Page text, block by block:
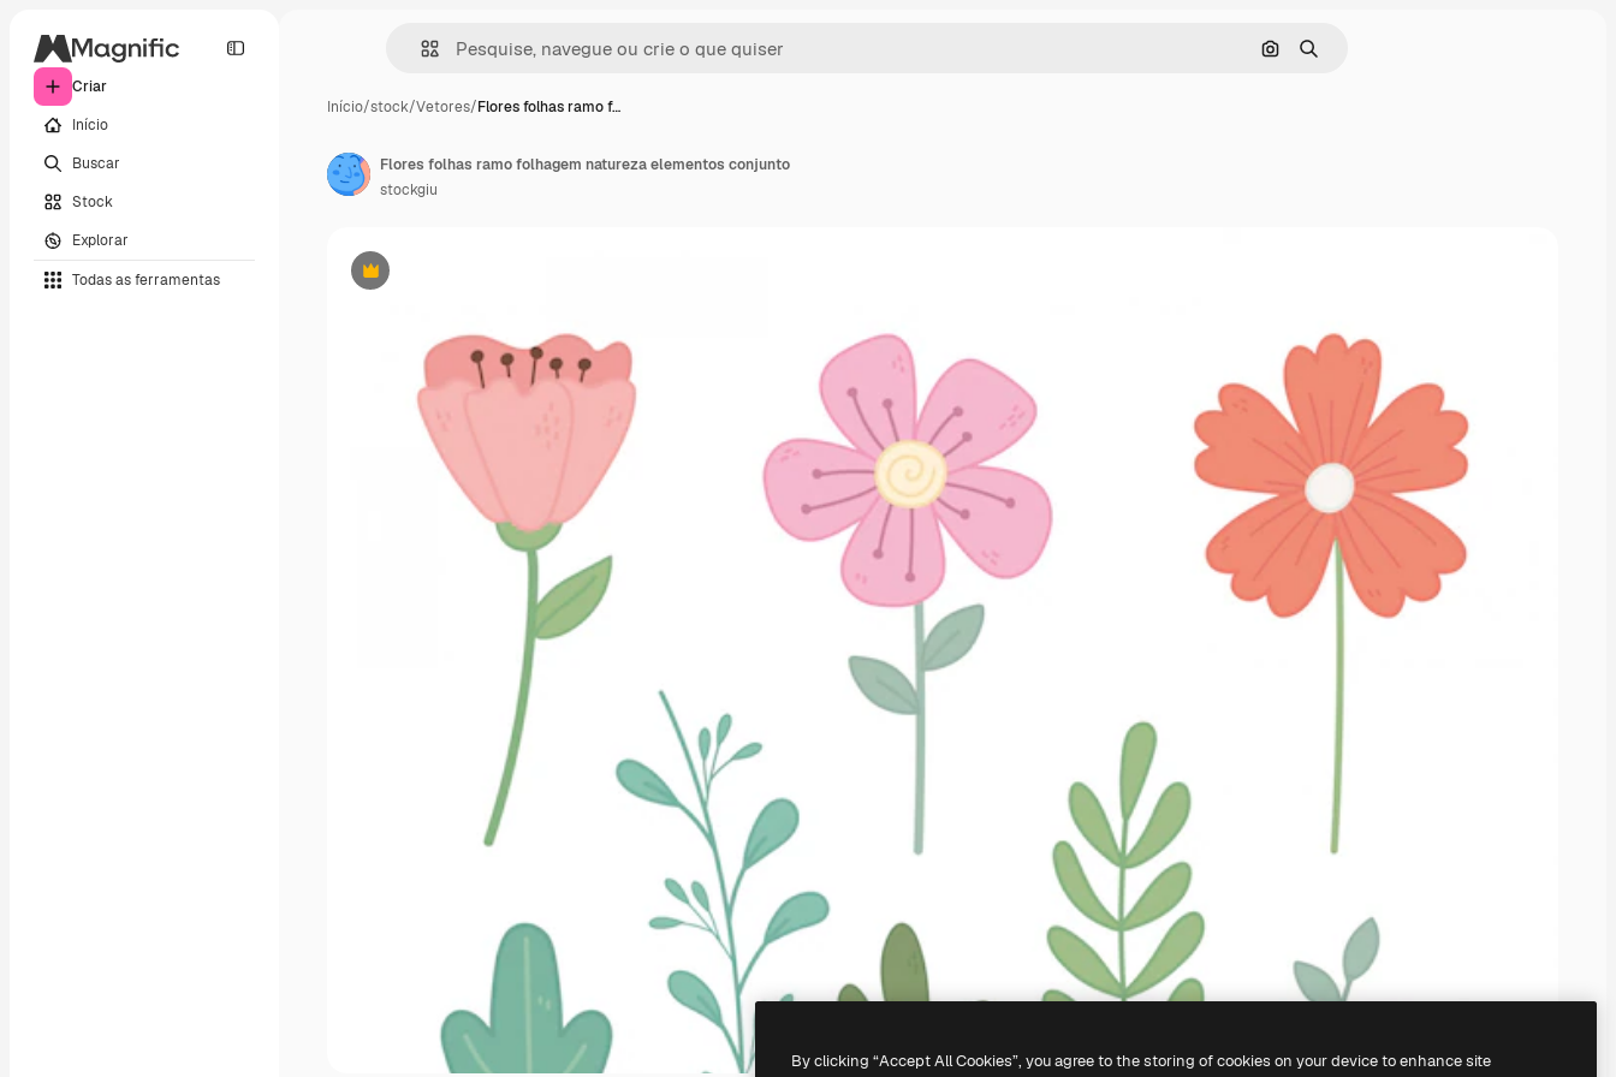
Criar
Início
Buscar
Stock
Explorar
Todas as ferramentas
Pesquisar por imagem
Buscar
Início/stock/Vetores/Flores folhas ramo f…
Premium
Flores folhas ramo folhagem natureza elementos conjunto
stockgiu
By clicking “Accept All Cookies”, you agree to the storing of cookies on your device to enhance site